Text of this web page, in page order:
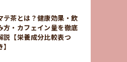
テ茶とは？健康効果・飲
方・カフェイン量を徹底
説【栄養成分比較表つ
】